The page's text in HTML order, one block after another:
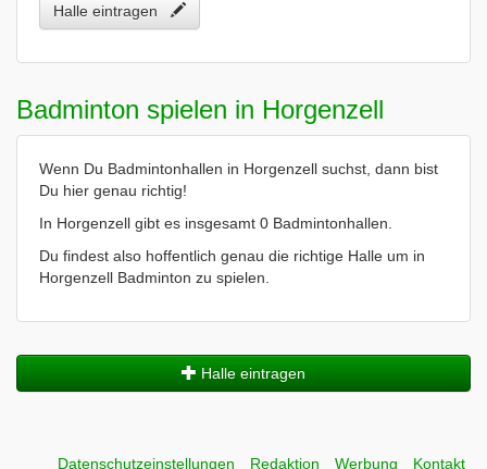
Halle eintragen
Badminton spielen in Horgenzell
Wenn Du Badmintonhallen in Horgenzell suchst, dann bist
Du hier genau richtig!
In Horgenzell gibt es insgesamt 0 Badmintonhallen.
Du findest also hoffentlich genau die richtige Halle um in
Horgenzell Badminton zu spielen.
Halle eintragen
Datenschutzeinstellungen Redaktion Werbung Kontakt